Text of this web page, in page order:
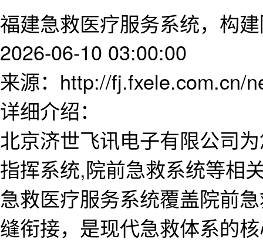
福建急救医疗服务系统，构
2026-06-10 03:00:00
来源：http://fj.fxele.com.cn/
详细介绍：
北京济世飞讯电子有限公司
指挥系统,院前急救系统等相
急救医疗服务系统覆盖院前
缝衔接，是现代急救体系的